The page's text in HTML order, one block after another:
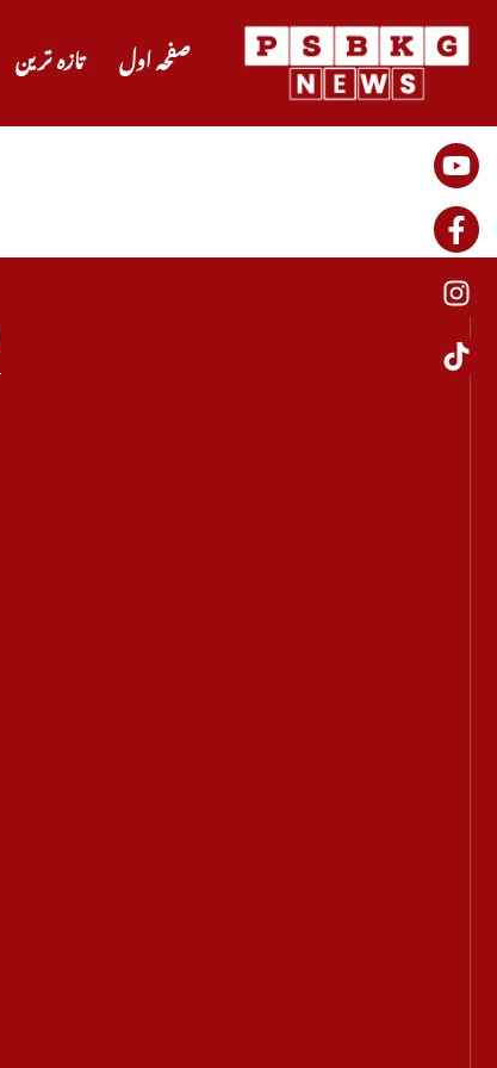
تازہ ترین صفحہ اول